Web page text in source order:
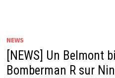
NEWS
[NEWS] Un Belmont
Bomberman R sur